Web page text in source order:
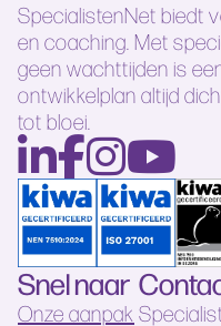
SpecialistenNet biedt
en coaching. Met
geen wachttijden is
ontwikkelplan altijd
tot bloei.
Snel naar
Onze aanpak